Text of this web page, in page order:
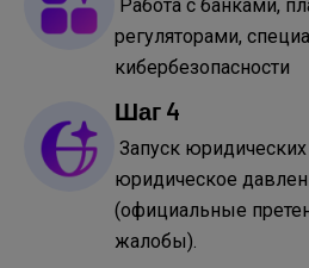
Работа с банками,
регуляторами,
кибербезопасности
Шаг 4
Запуск
юридическое
(официальные
жалобы).